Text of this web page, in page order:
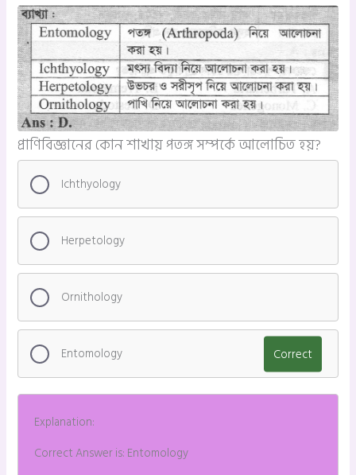
প্রাণিবিজ্ঞানের কোন শাখায় পতঙ্গ সম্পর্কে আলোচিত হয়?
Ichthyology
Herpetology
Ornithology
Entomology Correct
Explanation:
Correct Answer is: Entomology